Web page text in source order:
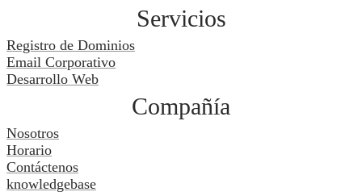
Servicios
Registro de Dominios
Email Corporativo
Desarrollo Web
Compañía
Nosotros
Horario
Contáctenos
knowledgebase